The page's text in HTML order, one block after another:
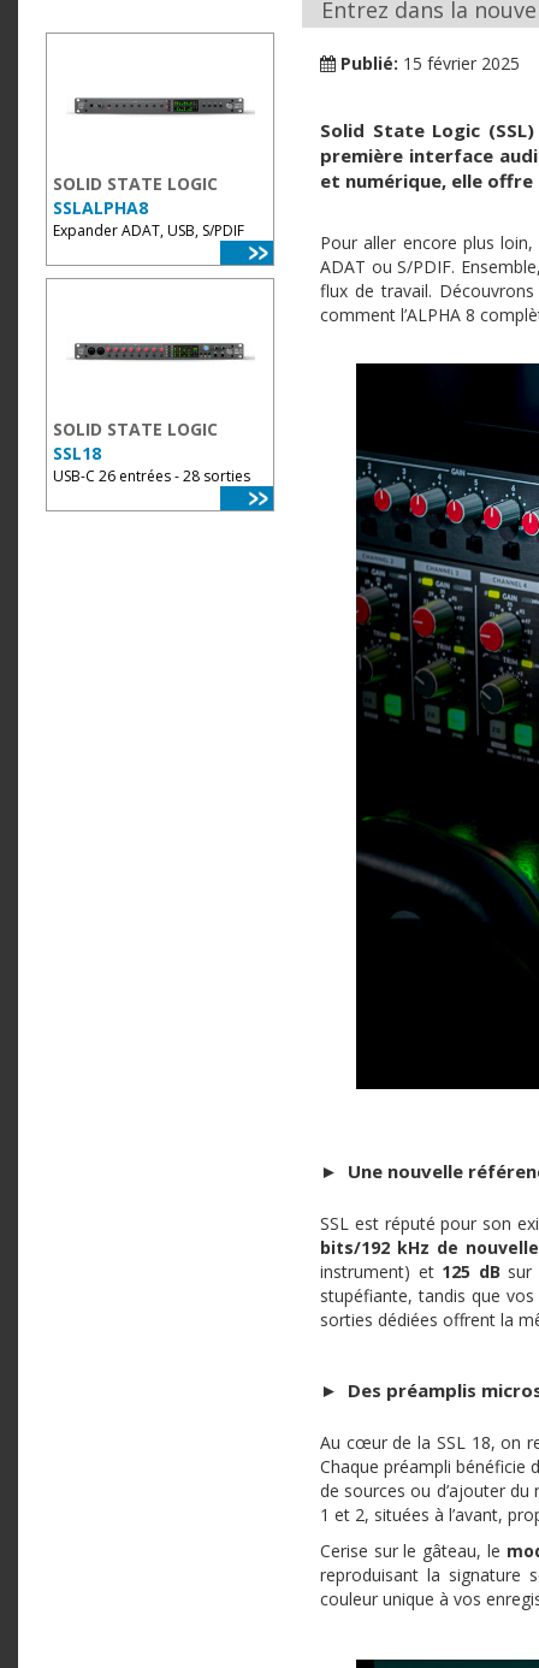
SOLID STATE LOGIC
SSLALPHA8
Expander ADAT, USB, S/PDIF
SOLID STATE LOGIC
SSL18
USB-C 26 entrées - 28 sorties
Entrez dans la
Publié: 15 février 2025
Solid State Logic
première interface
et numérique, elle
Pour aller encore plus loin,
ADAT ou S/PDIF.
flux de travail.
comment l’ALPHA 8
► Une nouvelle
SSL est réputé pour son
bits/192 kHz de
instrument) et 125 dB sur
stupéfiante, tandis que
sorties dédiées offrent la
► Des préamplis
Au cœur de la SSL 18, on
Chaque préampli bénéficie
de sources ou d’ajouter du
1 et 2, situées à l’avant,
Cerise sur le gâteau, le
reproduisant la signature
couleur unique à vos